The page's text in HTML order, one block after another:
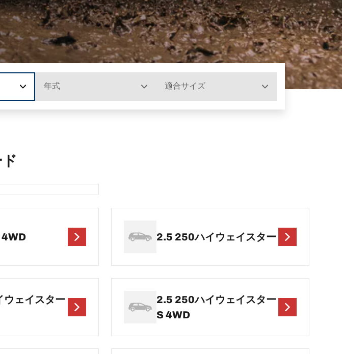
年式 適合サイズ
2.5 250ハイウェイスター
ェイスター
2.5 250ハイウェイスター
S 4WD